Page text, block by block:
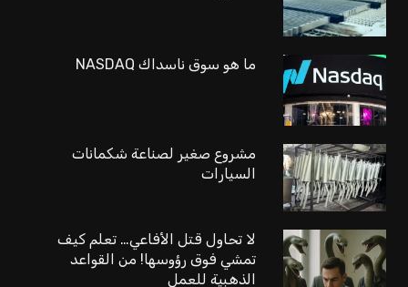
ما هو سوق ناسداك NASDAQ
مشروع صغير لصناعة شكمانات
السيارات
لا تحاول قتل الأفاعي… تعلم كيف
تمشي فوق رؤوسها! من القواعد
الذهبية للعمل